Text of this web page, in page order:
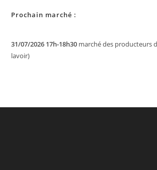
Prochain marché :
31/07/2026 17h-18h30 marché des producteurs
lavoir)